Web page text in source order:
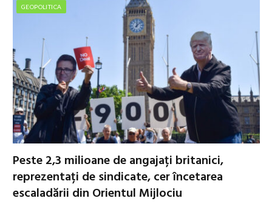
GEOPOLITICA
Peste 2,3 milioane de angajați britanici,
reprezentați de sindicate, cer încetarea
escaladării din Orientul Mijlociu